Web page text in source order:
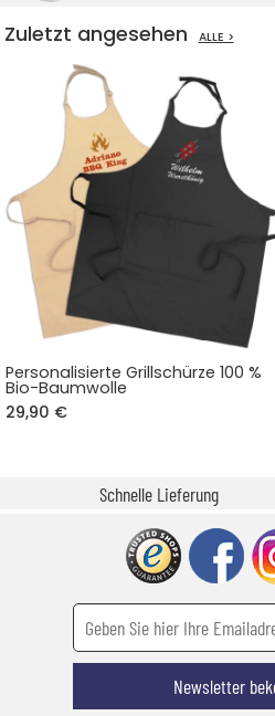
Zuletzt angesehen ALLE >
Personalisierte Grillschürze 100 %
Bio-Baumwolle
29,90 €
Schnelle Lieferung
Newsletter